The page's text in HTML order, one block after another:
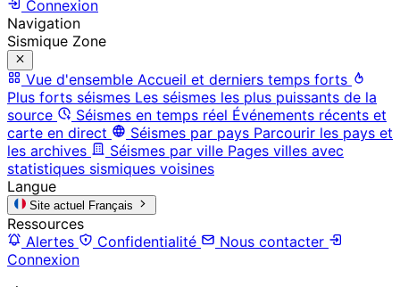
Connexion
Navigation
Sismique Zone
Vue d'ensemble Accueil et derniers temps forts
Plus forts séismes Les séismes les plus puissants de la
source
Séismes en temps réel Événements récents et
carte en direct
Séismes par pays Parcourir les pays et
les archives
Séismes par ville Pages villes avec
statistiques sismiques voisines
Langue
Site actuel Français
Ressources
Alertes
Confidentialité
Nous contacter
Connexion